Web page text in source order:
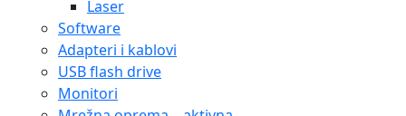
Laser
Software
Adapteri i kablovi
USB flash drive
Monitori